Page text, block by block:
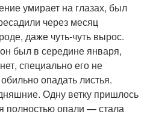
умирает на глазах, был
через месяц
даже чуть-чуть вырос.
был в середине января,
специально его не
опадать листья.
Одну ветку пришлось
полностью опали — стала